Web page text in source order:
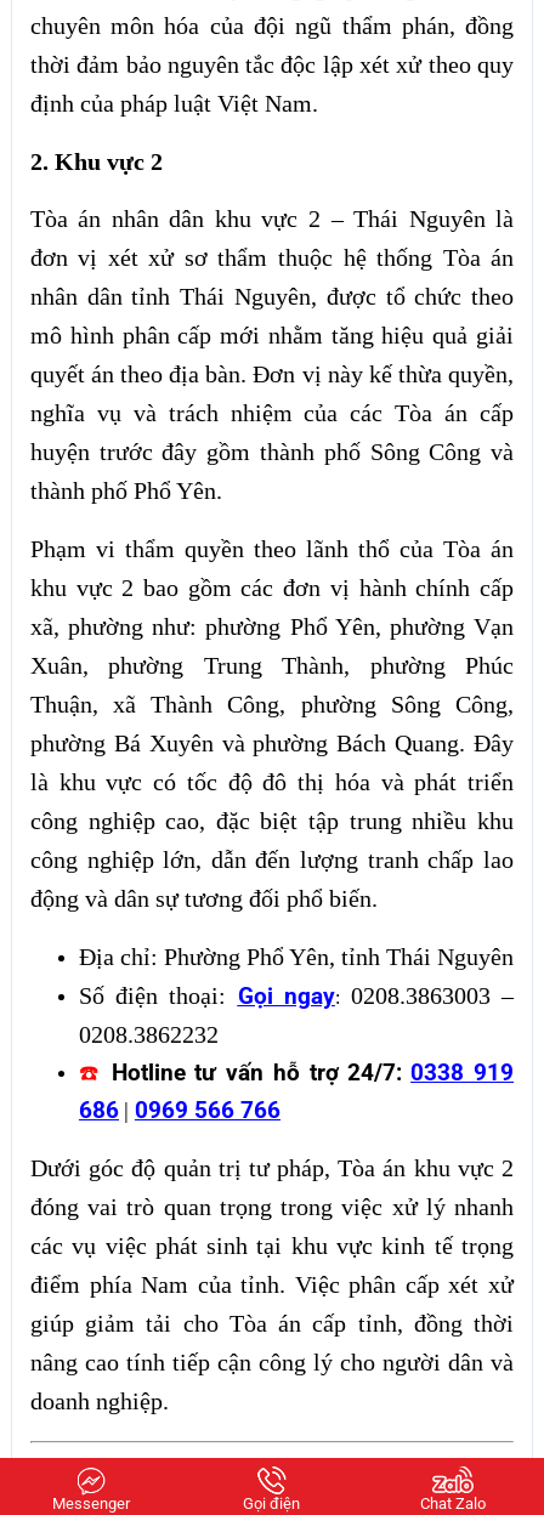
chuyên môn hóa của đội ngũ thẩm phán, đồng
thời đảm bảo nguyên tắc độc lập xét xử theo quy
định của pháp luật Việt Nam.
2. Khu vực 2
Tòa án nhân dân khu vực 2 – Thái Nguyên là
đơn vị xét xử sơ thẩm thuộc hệ thống Tòa án
nhân dân tỉnh Thái Nguyên, được tổ chức theo
mô hình phân cấp mới nhằm tăng hiệu quả giải
quyết án theo địa bàn. Đơn vị này kế thừa quyền,
nghĩa vụ và trách nhiệm của các Tòa án cấp
huyện trước đây gồm thành phố Sông Công và
thành phố Phổ Yên.
Phạm vi thẩm quyền theo lãnh thổ của Tòa án
khu vực 2 bao gồm các đơn vị hành chính cấp
xã, phường như: phường Phổ Yên, phường Vạn
Xuân, phường Trung Thành, phường Phúc
Thuận, xã Thành Công, phường Sông Công,
phường Bá Xuyên và phường Bách Quang. Đây
là khu vực có tốc độ đô thị hóa và phát triển
công nghiệp cao, đặc biệt tập trung nhiều khu
công nghiệp lớn, dẫn đến lượng tranh chấp lao
động và dân sự tương đối phổ biến.
Địa chỉ: Phường Phổ Yên, tỉnh Thái Nguyên
Số điện thoại: Gọi ngay: 0208.3863003 –
0208.3862232
☎️ Hotline tư vấn hỗ trợ 24/7: 0338 919
686 | 0969 566 766
Dưới góc độ quản trị tư pháp, Tòa án khu vực 2
đóng vai trò quan trọng trong việc xử lý nhanh
các vụ việc phát sinh tại khu vực kinh tế trọng
điểm phía Nam của tỉnh. Việc phân cấp xét xử
giúp giảm tải cho Tòa án cấp tỉnh, đồng thời
nâng cao tính tiếp cận công lý cho người dân và
doanh nghiệp.
3. Khu vực 3
Messenger Gọi điện Chat Zalo